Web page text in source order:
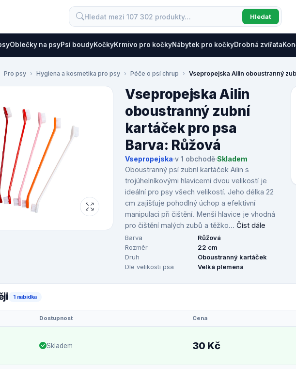
Hledat
Oblečky na psyPsí boudyKočkyKrmivo pro kočkyNábytek pro kočkyDrobná zvířata
Pro psy Hygiena a kosmetika pro psy Péče o psí chrup Vsepropejska Ailin oboustranný
Vsepropejska Ailin
oboustranný zubní
kartáček pro psa
Barva: Růžová
Vsepropejska·v 1 obchodě·Skladem
Oboustranný psí zubní kartáček Ailin s
trojúhelníkovými hlavicemi dvou velikostí je
ideální pro psy všech velikostí. Jeho délka 22
cm zajišťuje pohodlný úchop a efektivní
manipulaci při čištění. Menší hlavice je vhodná
pro čištění malých zubů a těžko... Číst dále
Barva
Růžová
Rozměr
22 cm
Druh
Oboustranný kartáček
Dle velikosti psa
Velká plemena
1 nabídka
Dostupnost Cena
Skladem 30 Kč